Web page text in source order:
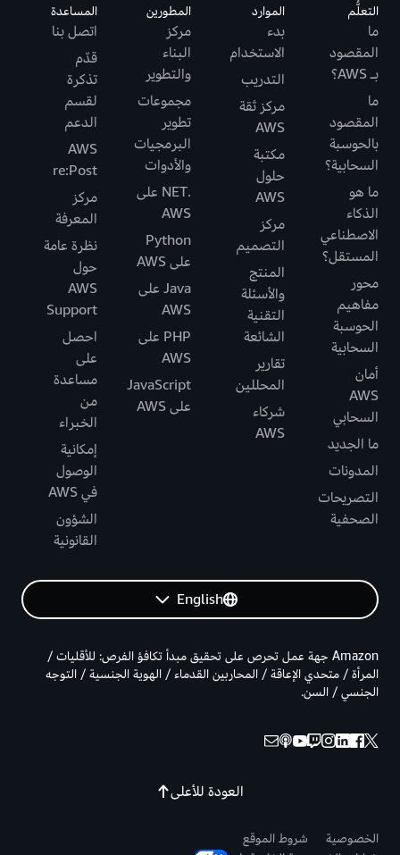
التعلُّم
ما
المقصود
بـ AWS؟
ما
المقصود
بالحوسبة
السحابية؟
ما هو
الذكاء
الاصطناعي
المستقل؟
محور
مفاهيم
الحوسبة
السحابية
أمان
AWS
السحابي
ما الجديد
المدونات
التصريحات
الصحفية
الموارد
بدء
الاستخدام
التدريب
مركز ثقة
AWS
مكتبة
حلول
AWS
مركز
التصميم
المنتج
والأسئلة
التقنية
الشائعة
تقارير
المحللين
شركاء
AWS
المطورين
مركز
البناء
والتطوير
مجموعات
تطوير
البرمجيات
والأدوات
.NET على
AWS
Python
على AWS
Java على
AWS
PHP على
AWS
JavaScript
على AWS
المساعدة
اتصل بنا
قدّم
تذكرة
لقسم
الدعم
AWS
re:Post
مركز
المعرفة
نظرة عامة
حول
AWS
Support
احصل
على
مساعدة
من
الخبراء
إمكانية
الوصول
في AWS
الشؤون
القانونية
English
العودة للأعلى
Amazon جهة عمل تحرص على تحقيق مبدأ تكافؤ الفرص: للأقليات /
المرأة / متحدي الإعاقة / المحاربين القدماء / الهوية الجنسية / التوجه
الجنسي / السن.
الخصوصية
شروط الموقع